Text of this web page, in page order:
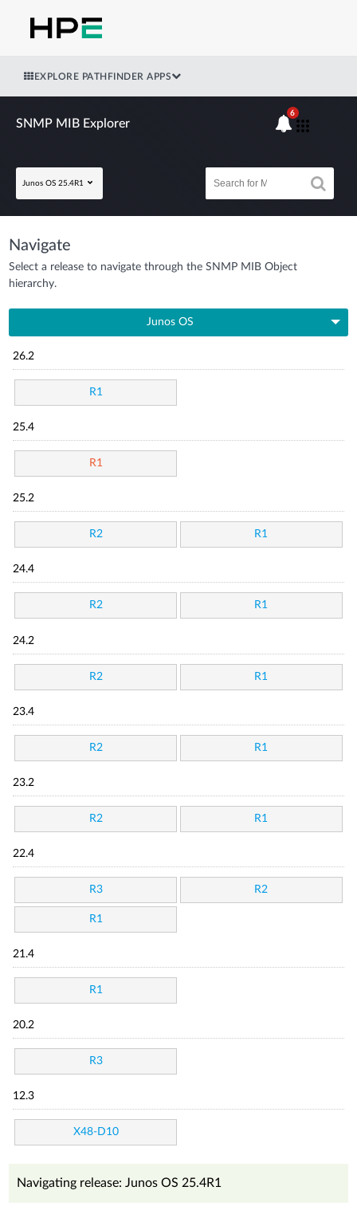
EXPLORE PATHFINDER APPS
SNMP MIB Explorer
Junos OS 25.4R1
6
Navigate
Select a release to navigate through the SNMP MIB Object
hierarchy.
Junos OS
26.2
R1
25.4
R1
25.2
R2 R1
24.4
R2 R1
24.2
R2 R1
23.4
R2 R1
23.2
R2 R1
22.4
R3 R2
R1
21.4
R1
20.2
R3
12.3
X48-D10
Navigating release: Junos OS 25.4R1